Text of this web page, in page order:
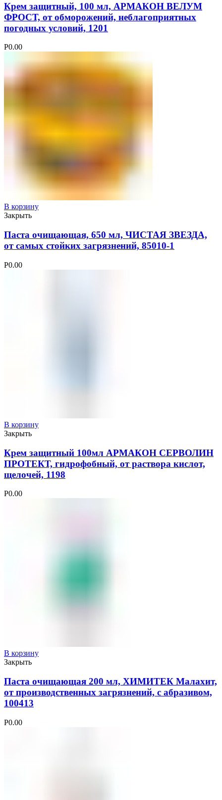
Крем защитный, 100 мл, АРМАКОН ВЕЛУМ
ФРОСТ, от обморожений, неблагоприятных
погодных условий, 1201
Р0.00
В корзину
Закрыть
Паста очищающая, 650 мл, ЧИСТАЯ ЗВЕЗДА,
от самых стойких загрязнений, 85010-1
Р0.00
В корзину
Закрыть
Крем защитный 100мл АРМАКОН СЕРВОЛИН
ПРОТЕКТ, гидрофобный, от раствора кислот,
щелочей, 1198
Р0.00
В корзину
Закрыть
Паста очищающая 200 мл, ХИМИТЕК Малахит,
от производственных загрязнений, с абразивом,
100413
Р0.00